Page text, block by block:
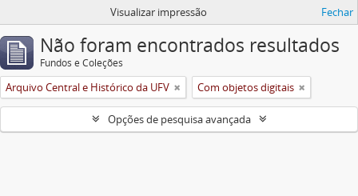
Visualizar impressão Fechar
Não foram encontrados resultados
Fundos e Coleções
Arquivo Central e Histórico da UFV Com objetos digitais
Opções de pesquisa avançada